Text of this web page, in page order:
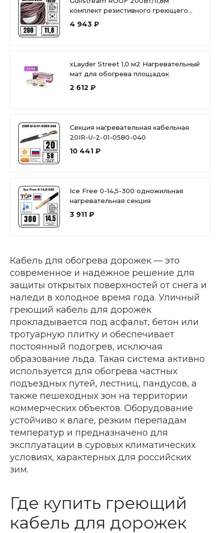
комплект резистивного греющего
кабеля
4 943 ₽
xLayder Street 1,0 м2 Нагревательный
мат для обогрева площадок
2 612 ₽
Секция нагревательная кабельная
20IR-U-2-01-0580-040
10 441 ₽
Ice Free 0-14,5-300 одножильная
нагревательная секция
3 911 ₽
Кабель для обогрева дорожек — это
современное и надёжное решение для
защиты открытых поверхностей от снега и
наледи в холодное время года. Уличный
греющий кабель для дорожек
прокладывается под асфальт, бетон или
тротуарную плитку и обеспечивает
постоянный подогрев, исключая
образование льда. Такая система активно
используется для обогрева частных
подъездных путей, лестниц, пандусов, а
также пешеходных зон на территории
коммерческих объектов. Оборудование
устойчиво к влаге, резким перепадам
температур и предназначено для
эксплуатации в суровых климатических
условиях, характерных для российских
зим.
Где купить греющий
кабель для дорожек